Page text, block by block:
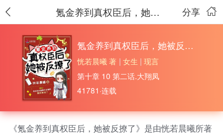
分享
氪金养到真权臣后，她被反撩了
氪金养到真权臣后，她被反撩了
恍若晨曦 著 | 女生 | 现言
第十章 10 第二话.大翔凤
41781·连载
《氪金养到真权臣后，她被反撩了》是由恍若晨曦所著